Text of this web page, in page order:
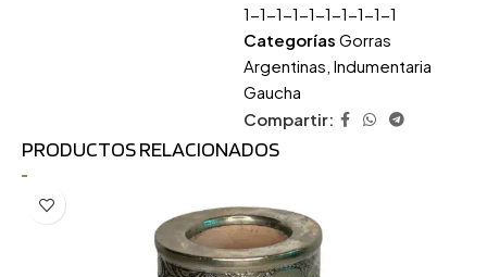
1-1-1-1-1-1-1-1-1-1
Categorías Gorras
Argentinas, Indumentaria
Gaucha
Compartir:
PRODUCTOS RELACIONADOS